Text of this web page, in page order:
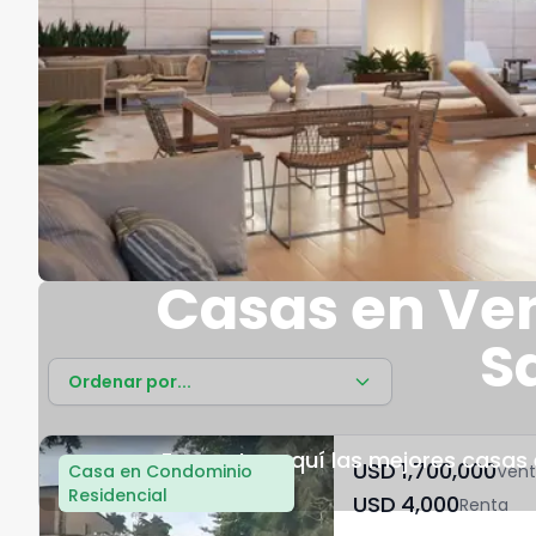
Casas en
Encuentra aquí las mejores
Ordenar por...
Casa en Condominio
Residencial
USD	1,700,000
USD	4,000Renta